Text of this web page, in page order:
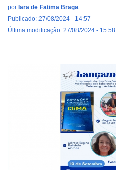
por Iara de Fatima Braga
Publicado: 27/08/2024 - 14:57
Última modificação: 27/08/2024 - 15:58